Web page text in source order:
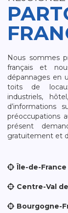
Nous sommes
français et
dépannages en
toits de
industriels,
d’informations
préoccupations
présent
gratuitement et
Île-de-France
Centre-Val
Bourgogne-